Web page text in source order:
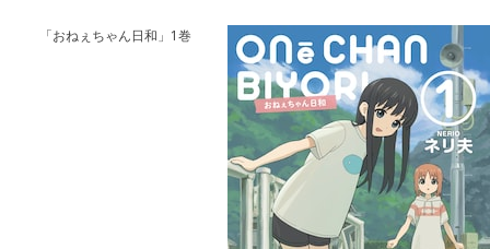
「おねぇちゃん日和」1巻